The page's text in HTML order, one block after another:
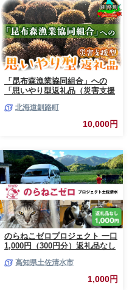
「昆布森漁業協同組合」への
「思いやり型返礼品（災害支援
よる支援｜ 北海道 釧路町 昆布
森 ウニ の資源回復 赤潮 被害
応援 感謝状 10000円の品 1万円
品 br02
北海道釧路町
10,000円
のらねこゼロプロジェクト 一口
1,000円（300円分）返礼品なし
愛護 TNR活動応援 支援 寄付 殺
処分ゼロ 千円ポッキリ クラウ
ンドファンディング クラファン
高知県土佐清水市
1,000円